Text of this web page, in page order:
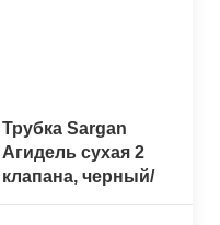
Трубка Sargan
Агидель cухая 2
клапана, черный/
темно-синий